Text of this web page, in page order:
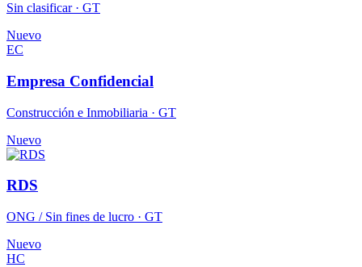
Sin clasificar · GT
Nuevo
EC
Empresa Confidencial
Construcción e Inmobiliaria · GT
Nuevo
RDS
ONG / Sin fines de lucro · GT
Nuevo
HC